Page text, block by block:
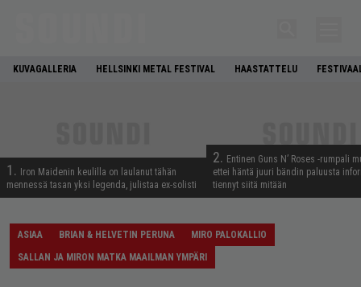
KUVAGALLERIA HELLSINKI METAL FESTIVAL HAASTATTELU
1.
Iron Maidenin keulilla on laulanut tähän
mennessä tasan yksi legenda, julistaa ex-solisti
2. Entinen Guns N’ Roses -rumpali
ettei häntä juuri bändin paluusta
tiennyt siitä mitään
ASIAA BRIAN & HELVETIN PERUNA
MIRO PALOKALLIO
SALLAN JA MIRON MATKA MAAILMAN YMPÄRI